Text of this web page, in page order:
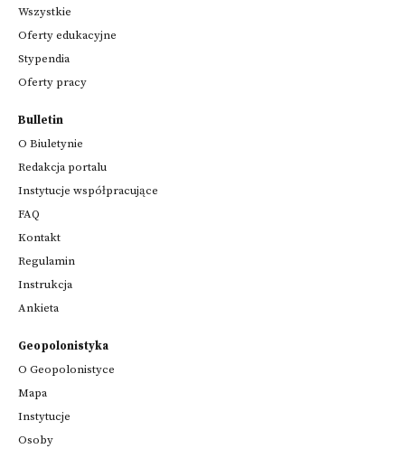
Wszystkie
Oferty edukacyjne
Stypendia
Oferty pracy
Bulletin
O Biuletynie
Redakcja portalu
Instytucje współpracujące
FAQ
Kontakt
Regulamin
Instrukcja
Ankieta
Geopolonistyka
O Geopolonistyce
Mapa
Instytucje
Osoby